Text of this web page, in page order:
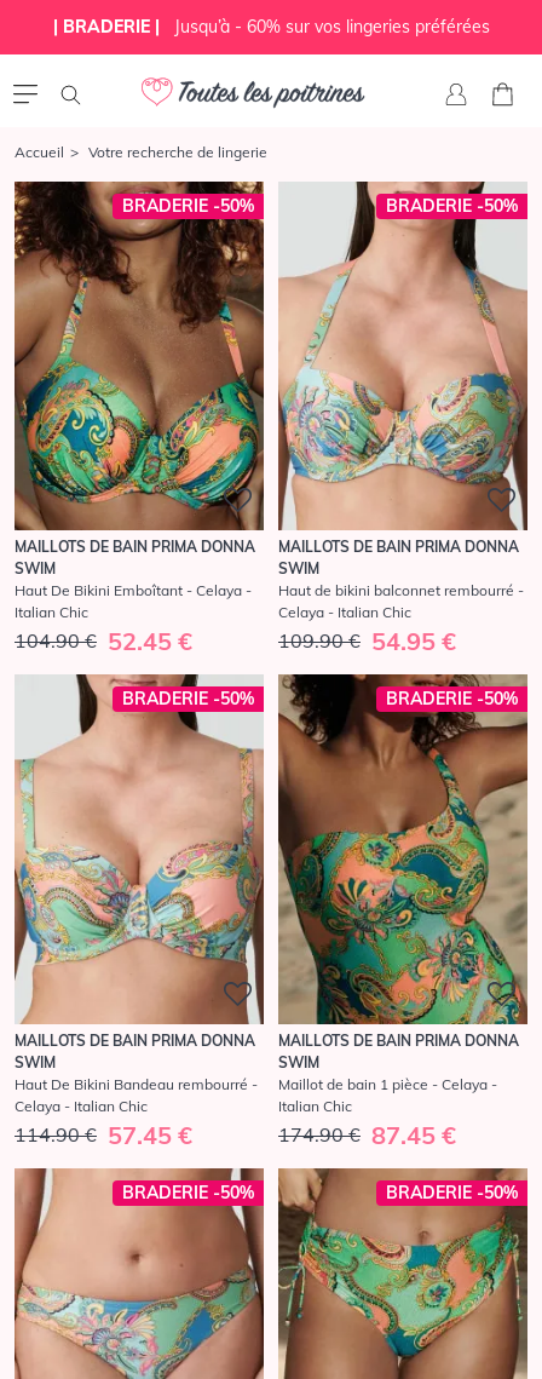
| BRADERIE | Jusqu’à - 60% sur vos lingeries préférées
Accueil Votre recherche de lingerie
BRADERIE -50%
MAILLOTS DE BAIN PRIMA DONNA
SWIM
Haut De Bikini Emboîtant - Celaya -
Italian Chic
104.90 € 52.45 €
BRADERIE -50%
MAILLOTS DE BAIN PRIMA DONNA
SWIM
Haut de bikini balconnet rembourré -
Celaya - Italian Chic
109.90 € 54.95 €
BRADERIE -50%
MAILLOTS DE BAIN PRIMA DONNA
SWIM
Haut De Bikini Bandeau rembourré -
Celaya - Italian Chic
114.90 € 57.45 €
BRADERIE -50%
MAILLOTS DE BAIN PRIMA DONNA
SWIM
Maillot de bain 1 pièce - Celaya -
Italian Chic
174.90 € 87.45 €
BRADERIE -50% BRADERIE -50%